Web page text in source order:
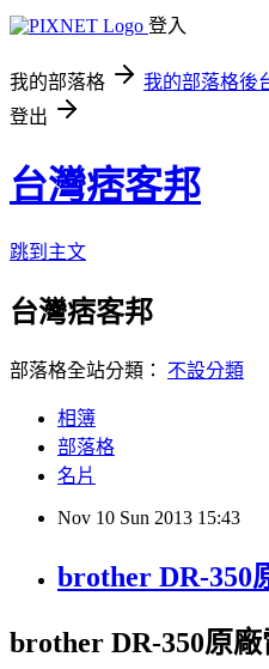
登入
我的部落格 我的部落格後
登出
台灣痞客邦
跳到主文
台灣痞客邦
部落格全站分類： 不設分類
相簿
部落格
名片
Nov 10 Sun 2013 15:43
brother DR-350
brother DR-350原廠